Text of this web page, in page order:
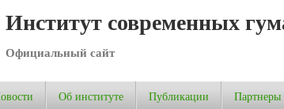
Институт современных
Официальный сайт
Об институте Публикации Партнеры